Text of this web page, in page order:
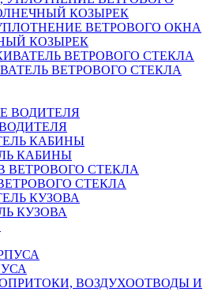
УПЛОТНЕНИЕ ВЕТРОВОГО ОКНА
КОЗЫРЕК
ВЕТРОВОГО СТЕКЛА
ВОДИТЕЛЯ
КАБИНЫ
ВЕТРОВОГО СТЕКЛА
КУЗОВА